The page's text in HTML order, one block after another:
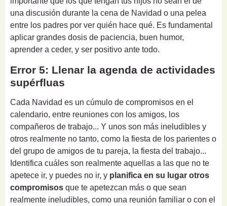
una discusión durante la cena de Navidad o una pelea
entre los padres por ver quién hace qué. Es fundamental
aplicar grandes dosis de paciencia, buen humor,
aprender a ceder, y ser positivo ante todo.
Error 5: Llenar la agenda de actividades
supérfluas
Cada Navidad es un cúmulo de compromisos en el
calendario, entre reuniones con los amigos, los
compañeros de trabajo... Y unos son más ineludibles y
otros realmente no tanto, como la fiesta de los parientes o
del grupo de amigos de tu pareja, la fiesta del trabajo...
Identifica cuáles son realmente aquellas a las que no te
apetece ir, y puedes no ir, y planifica en su lugar otros
compromisos que te apetezcan más o que sean
realmente ineludibles, como una reunión familiar o con el